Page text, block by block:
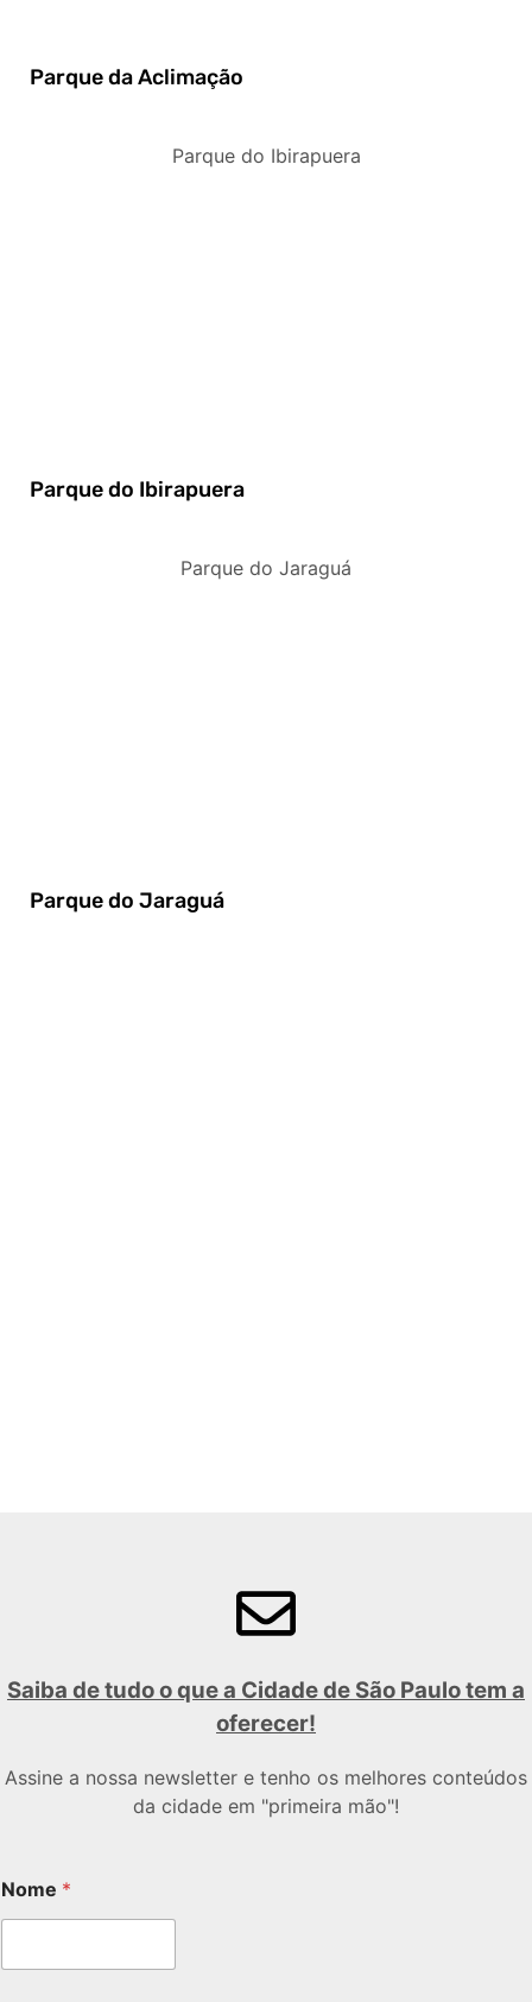
Parque da Aclimação
Parque do Ibirapuera
Parque do Ibirapuera
Parque do Jaraguá
Parque do Jaraguá
Saiba de tudo o que a Cidade de São Paulo tem a
oferecer!
Assine a nossa newsletter e tenho os melhores conteúdos
da cidade em "primeira mão"!
Nome *